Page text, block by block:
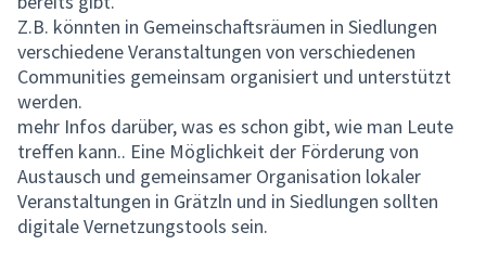
Z.B. könnten in Gemeinschaftsräumen in Siedlungen
verschiedene Veranstaltungen von verschiedenen
Communities gemeinsam organisiert und unterstützt
werden.
mehr Infos darüber, was es schon gibt, wie man Leute
treffen kann.. Eine Möglichkeit der Förderung von
Austausch und gemeinsamer Organisation lokaler
Veranstaltungen in Grätzln und in Siedlungen sollten
digitale Vernetzungstools sein.